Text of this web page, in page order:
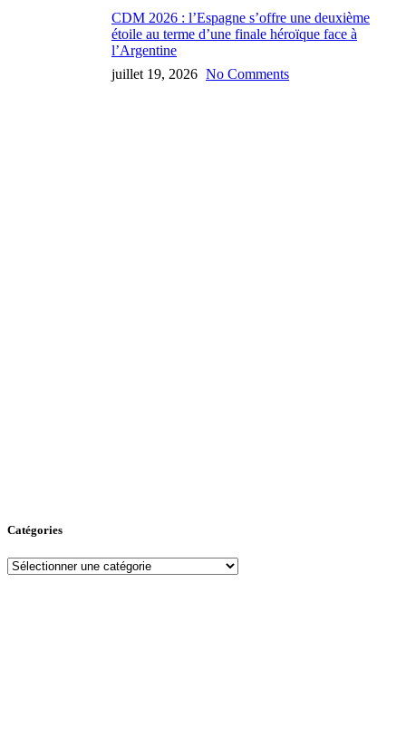
CDM 2026 : l’Espagne s’offre une deuxième
étoile au terme d’une finale héroïque face à
l’Argentine
juillet 19, 2026 No Comments
Catégories
Catégories